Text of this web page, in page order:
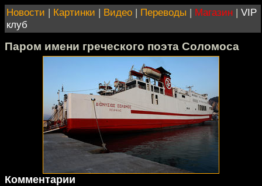
Новости | Картинки | Видео | Переводы | Магазин | VIP
клуб
Паром имени греческого поэта Соломоса
Комментарии